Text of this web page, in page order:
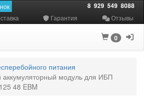
8 929 549 8088
Гарантия Отзывы
0
питания
аккумуляторный модуль для ИБП
48 EBM